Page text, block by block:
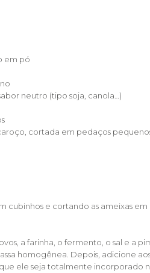
em pó
neutro (tipo soja, canola…)
cortada em pedaços
cubinhos e cortando as ameixas
a farinha, o fermento, o sal e a
homogênea. Depois, adicione
ele seja totalmente incorporado